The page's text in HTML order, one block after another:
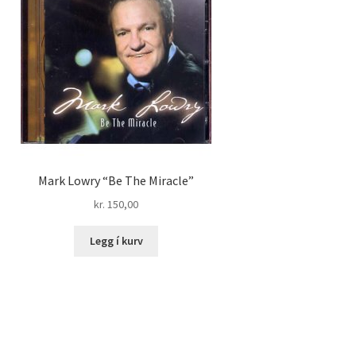
Mark Lowry “Be The Miracle”
kr. 150,00
Legg í kurv